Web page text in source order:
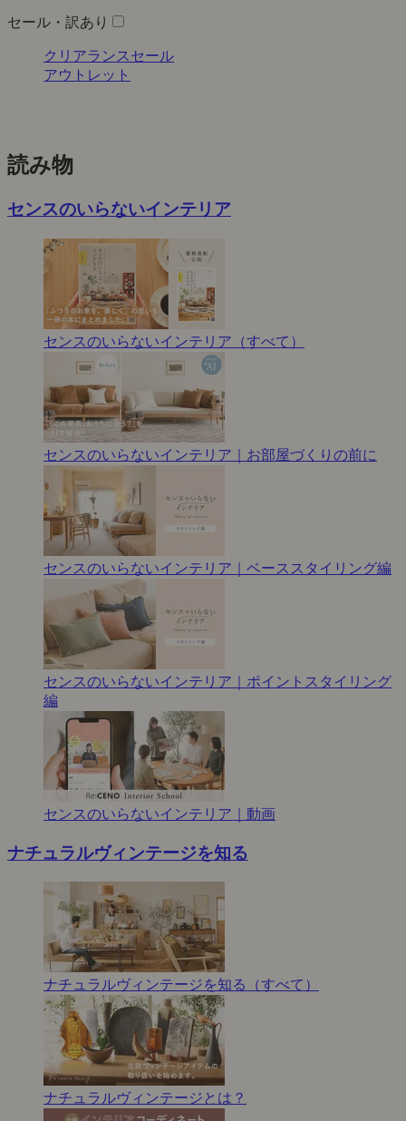
セール・訳あり
クリアランスセール
アウトレット
読み物
センスのいらないインテリア
センスのいらないインテリア（すべて）
センスのいらないインテリア｜お部屋づくりの前に
センスのいらないインテリア｜ベーススタイリング編
センスのいらないインテリア｜ポイントスタイリング
編
センスのいらないインテリア｜動画
ナチュラルヴィンテージを知る
ナチュラルヴィンテージを知る（すべて）
ナチュラルヴィンテージとは？